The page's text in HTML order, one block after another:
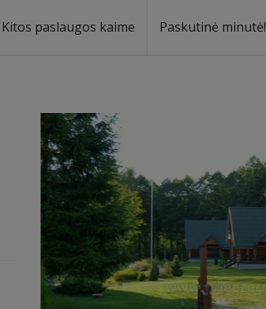
Kitos paslaugos kaime Paskutinė minutė!